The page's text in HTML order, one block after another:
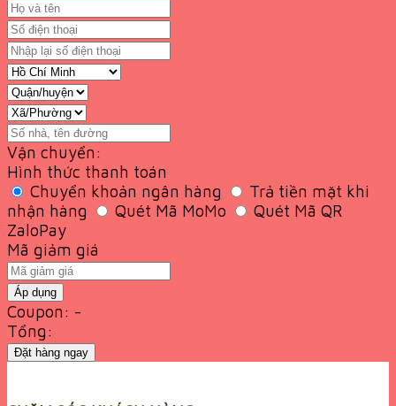
Vận chuyển:
Hình thức thanh toán
Chuyển khoản ngân hàng
Trả tiền mặt khi
nhận hàng
Quét Mã MoMo
Quét Mã QR
ZaloPay
Mã giảm giá
Áp dụng
Coupon: -
Tổng:
Đặt hàng ngay